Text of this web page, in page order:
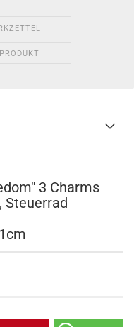
3 Charms
Steuerrad